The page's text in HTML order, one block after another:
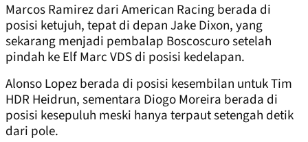
Marcos Ramirez dari American Racing berada di
posisi ketujuh, tepat di depan Jake Dixon, yang
sekarang menjadi pembalap Boscoscuro setelah
pindah ke Elf Marc VDS di posisi kedelapan.
Alonso Lopez berada di posisi kesembilan untuk Tim
HDR Heidrun, sementara Diogo Moreira berada di
posisi kesepuluh meski hanya terpaut setengah detik
dari pole.